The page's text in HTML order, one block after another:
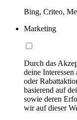
Bing, Criteo,
Marketing
Durch das
deine
oder
basierend auf
sowie deren
wir auf dieser